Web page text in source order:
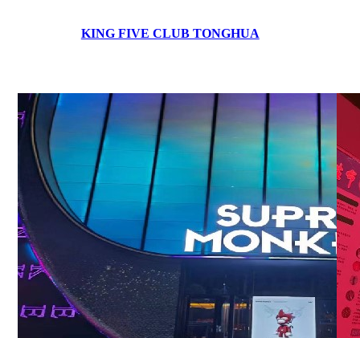
KING FIVE CLUB TONGHUA